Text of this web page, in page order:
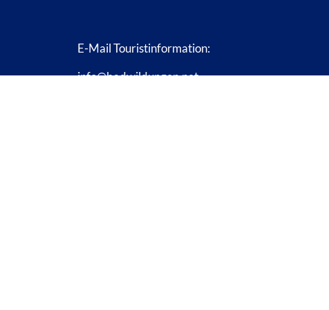
E-Mail Touristinformation:
info@badwildungen.net